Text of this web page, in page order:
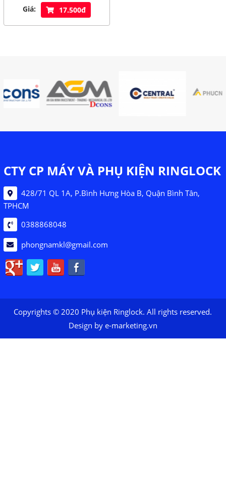
Giá: 17.500đ
CTY CP MÁY VÀ PHỤ KIỆN RINGLOCK
428/71 QL 1A, P.Bình Hưng Hòa B, Quận Bình Tân,
TPHCM
0388868048
phongnamkl@gmail.com
Copyrights © 2020 Phụ kiện Ringlock. All rights reserved.
Design by e-marketing.vn